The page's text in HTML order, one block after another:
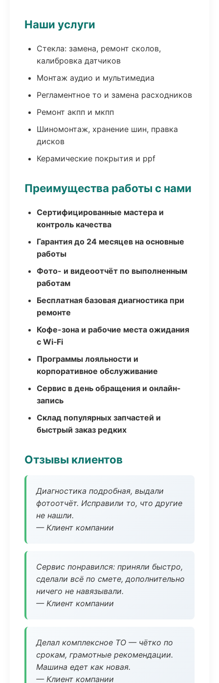
Наши услуги
Стекла: замена, ремонт сколов,
калибровка датчиков
Монтаж аудио и мультимедиа
Регламентное то и замена расходников
Ремонт акпп и мкпп
Шиномонтаж, хранение шин, правка
дисков
Керамические покрытия и ppf
Преимущества работы с нами
Сертифицированные мастера и
контроль качества
Гарантия до 24 месяцев на основные
работы
Фото- и видеоотчёт по выполненным
работам
Бесплатная базовая диагностика при
ремонте
Кофе-зона и рабочие места ожидания
с Wi‑Fi
Программы лояльности и
корпоративное обслуживание
Сервис в день обращения и онлайн-
запись
Склад популярных запчастей и
быстрый заказ редких
Отзывы клиентов
Диагностика подробная, выдали
фотоотчёт. Исправили то, что другие
не нашли.
— Клиент компании
Сервис понравился: приняли быстро,
сделали всё по смете, дополнительно
ничего не навязывали.
— Клиент компании
Делал комплексное ТО — чётко по
срокам, грамотные рекомендации.
Машина едет как новая.
— Клиент компании